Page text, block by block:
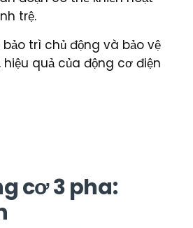
trệ.
trì chủ động và bảo vệ
quả của động cơ điện
cơ 3 pha: